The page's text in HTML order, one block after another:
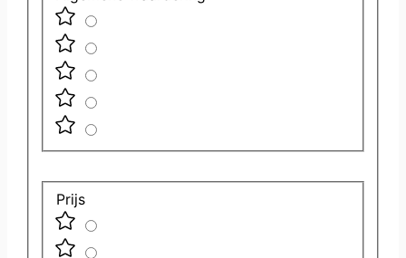
Prijs